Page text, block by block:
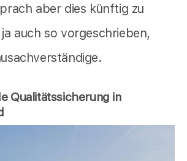
aber dies künftig zu
auch so vorgeschrieben,
Qualitätssicherung in